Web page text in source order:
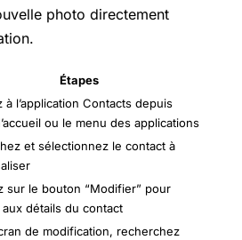
photo directement
Étapes
à l’application Contacts depuis
ou le menu des applications
et sélectionnez le contact à
sur le bouton “Modifier” pour
détails du contact
de modification, recherchez